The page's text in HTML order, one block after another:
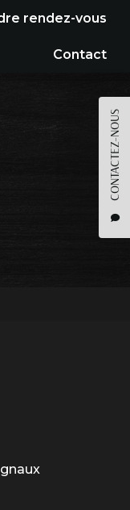
CONTACTEZ-NOUS
rendez-vous
Contact